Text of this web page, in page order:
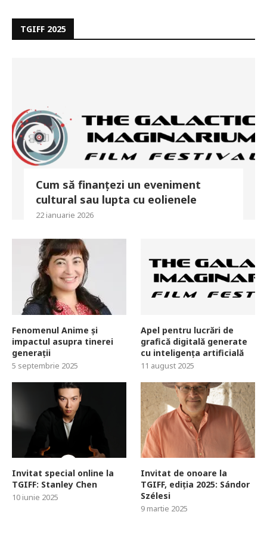
TGIFF 2025
Cum să finanțezi un eveniment
cultural sau lupta cu eolienele
22 ianuarie 2026
Fenomenul Anime și
impactul asupra tinerei
generații
5 septembrie 2025
Apel pentru lucrări de
grafică digitală generate
cu inteligența artificială
11 august 2025
Invitat special online la
TGIFF: Stanley Chen
10 iunie 2025
Invitat de onoare la
TGIFF, ediția 2025: Sándor
Szélesi
9 martie 2025